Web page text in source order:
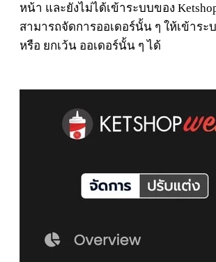
หน้า และยังไม่ได้เข้าระบบของ
สามารถจัดการออเดอร์นั้น ๆ ให้เข้าระ
หรือ ยกเว้น ออเดอร์นั้น ๆ ได้